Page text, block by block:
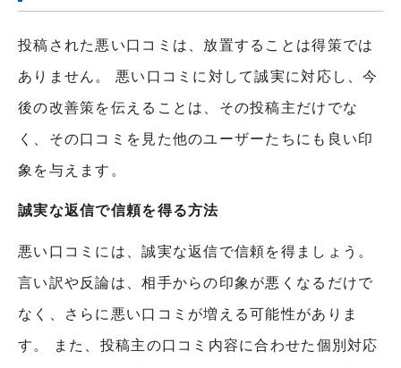
投稿された悪い口コミは、放置することは得策では
ありません。 悪い口コミに対して誠実に対応し、今
後の改善策を伝えることは、その投稿主だけでな
く、その口コミを見た他のユーザーたちにも良い印
象を与えます。
誠実な返信で信頼を得る方法
悪い口コミには、誠実な返信で信頼を得ましょう。
言い訳や反論は、相手からの印象が悪くなるだけで
なく、さらに悪い口コミが増える可能性がありま
す。 また、投稿主の口コミ内容に合わせた個別対応